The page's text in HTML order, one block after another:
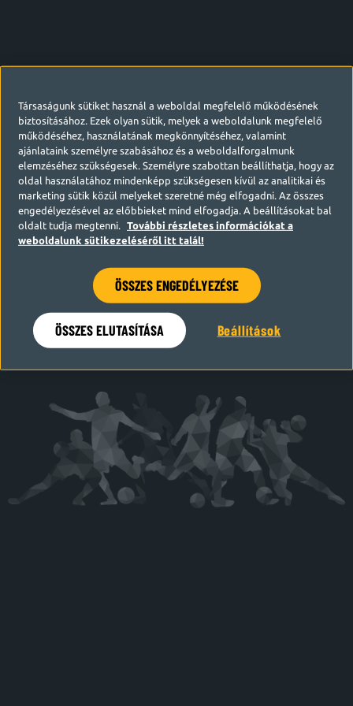
Hamarosan visszatérünk
Társaságunk sütiket használ a weboldal megfelelő működésének
biztosításához. Ezek olyan sütik, melyek a weboldalunk megfelelő
működéséhez, használatának megkönnyítéséhez, valamint
ajánlataink személyre szabásához és a weboldalforgalmunk
elemzéséhez szükségesek. Személyre szabottan beállíthatja, hogy az
oldal használatához mindenképp szükségesen kívül az analitikai és
marketing sütik közül melyeket szeretné még elfogadni. Az összes
engedélyezésével az előbbieket mind elfogadja. A beállításokat bal
oldalt tudja megtenni.
További részletes információkat a
weboldalunk sütikezeléséről itt talál!
ÖSSZES ENGEDÉLYEZÉSE
ÖSSZES ELUTASÍTÁSA Beállítások